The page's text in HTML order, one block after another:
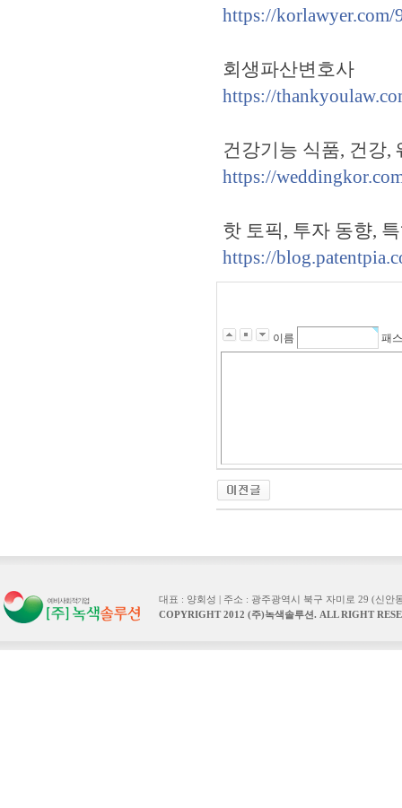
https://korlawyer.com/
회생파산변호사
https://
건강기능 식품, 건강,
https://
핫 토픽, 투자 동향,
https://
이름 패
대표 : 양회성 | 주소 : 광주광역시 북구 자미로 29 (신안
COPYRIGHT 2012 (주)녹색솔루션. ALL RIGHT